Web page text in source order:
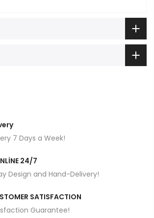
7 Days a Week!
24/7
Design and Hand-Delivery!
SATISFACTION
Guarantee!